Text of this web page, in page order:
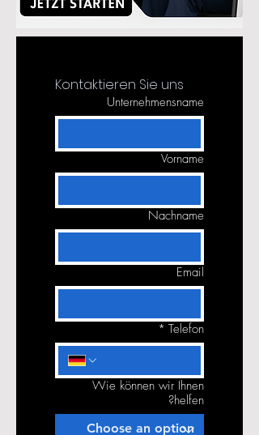
Kontaktieren Sie uns
Unternehmensname
Vorname
Nachname
Email
Telefon
*
Wie können wir Ihnen
helfen?